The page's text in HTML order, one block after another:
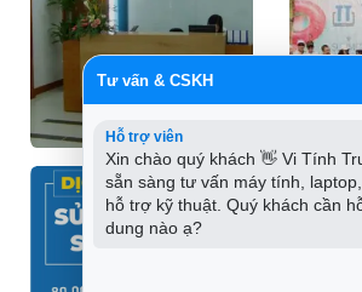
Tư vấn & CSKH
Hỗ trợ viên
Xin chào quý khách 👋 Vi Tính
sẵn sàng tư vấn máy tính,
hỗ trợ kỹ thuật. Quý khách cần
dung nào ạ?